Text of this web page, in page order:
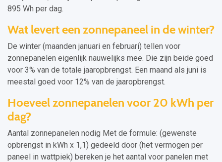
895 Wh per dag.
Wat levert een zonnepaneel in de winter?
De winter (maanden januari en februari) tellen voor
zonnepanelen eigenlijk nauwelijks mee. Die zijn beide goed
voor 3% van de totale jaaropbrengst. Een maand als juni is
meestal goed voor 12% van de jaaropbrengst.
Hoeveel zonnepanelen voor 20 kWh per
dag?
Aantal zonnepanelen nodig Met de formule: (gewenste
opbrengst in kWh x 1,1) gedeeld door (het vermogen per
paneel in wattpiek) bereken je het aantal voor panelen met